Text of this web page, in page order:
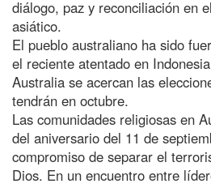
diálogo, paz y reconciliación en
asiático.
El pueblo australiano ha sido
el reciente atentado en
Australia se acercan las
tendrán en octubre.
Las comunidades religiosas en
del aniversario del 11 de
compromiso de separar el
Dios. En un encuentro entre